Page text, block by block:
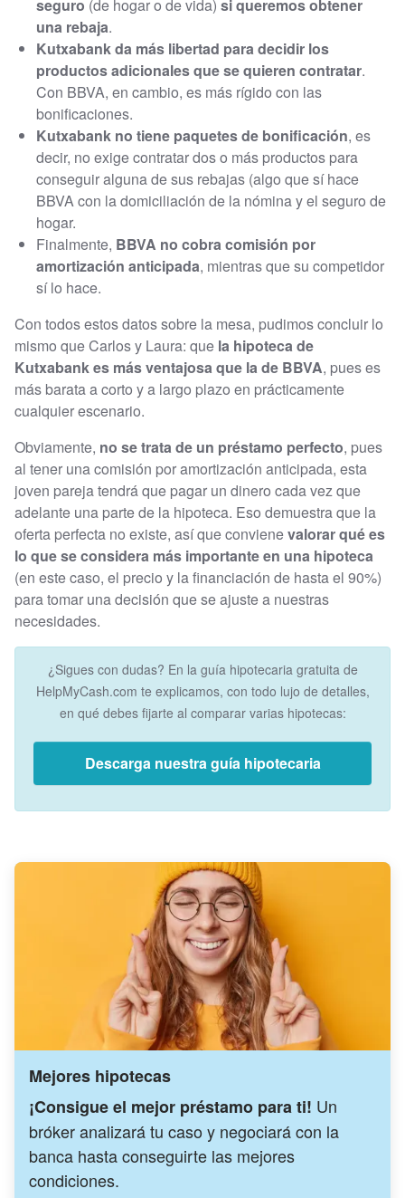
seguro (de hogar o de vida) si queremos obtener
una rebaja.
Kutxabank da más libertad para decidir los
productos adicionales que se quieren contratar.
Con BBVA, en cambio, es más rígido con las
bonificaciones.
Kutxabank no tiene paquetes de bonificación, es
decir, no exige contratar dos o más productos para
conseguir alguna de sus rebajas (algo que sí hace
BBVA con la domiciliación de la nómina y el seguro de
hogar.
Finalmente, BBVA no cobra comisión por
amortización anticipada, mientras que su competidor
sí lo hace.
Con todos estos datos sobre la mesa, pudimos concluir lo
mismo que Carlos y Laura: que la hipoteca de
Kutxabank es más ventajosa que la de BBVA, pues es
más barata a corto y a largo plazo en prácticamente
cualquier escenario.
Obviamente, no se trata de un préstamo perfecto, pues
al tener una comisión por amortización anticipada, esta
joven pareja tendrá que pagar un dinero cada vez que
adelante una parte de la hipoteca. Eso demuestra que la
oferta perfecta no existe, así que convienevalorar qué es
lo que se considera más importante en una hipoteca
(en este caso, el precio y la financiación de hasta el 90%)
para tomar una decisión que se ajuste a nuestras
necesidades.
¿Sigues con dudas? En la guía hipotecaria gratuita de
HelpMyCash.com te explicamos, con todo lujo de detalles,
en qué debes fijarte al comparar varias hipotecas:
Descarga nuestra guía hipotecaria
Mejores hipotecas
¡Consigue el mejor préstamo para ti! Un
bróker analizará tu caso y negociará con la
banca hasta conseguirte las mejores
condiciones.